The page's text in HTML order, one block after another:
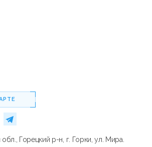
Горецкий р-н, г. Горки, ул. Мира.